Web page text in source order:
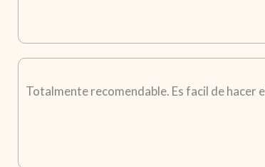
Totalmente recomendable. Es facil de hacer